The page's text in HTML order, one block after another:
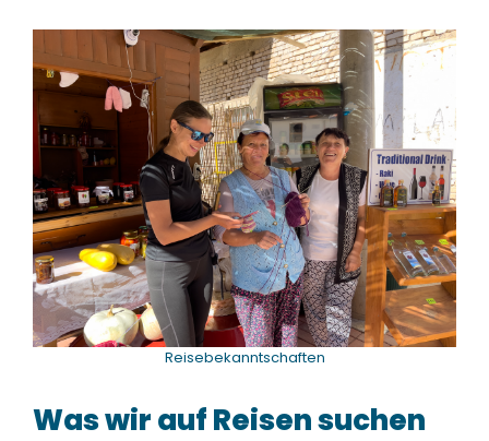
Reisebekanntschaften
Was wir auf Reisen suchen